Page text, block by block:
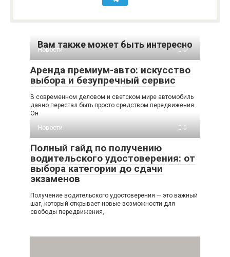
Вам также может быть интересно
Новости 0
Аренда премиум-авто: искусство
выбора и безупречный сервис
В современном деловом и светском мире автомобиль
давно перестал быть просто средством передвижения.
Он
Новости
0
Полный гайд по получению
водительского удостоверения: от
выбора категории до сдачи
экзаменов
Получение водительского удостоверения — это важный
шаг, который открывает новые возможности для
свободы передвижения,